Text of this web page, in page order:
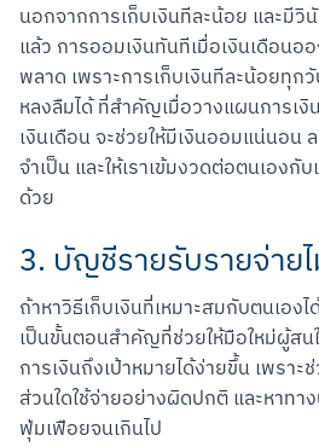
นอกจากการเก็บเงินทีละน้อย และมีวิ
แล้ว การออมเงินทันทีเมื่อเงินเดือนอ
พลาด เพราะการเก็บเงินทีละน้อยทุก
หลงลืมได้ ที่สำคัญเมื่อวางแผนการเงิ
เงินเดือน จะช่วยให้มีเงินออมแน่นอน
จำเป็น และให้เราเข้มงวดต่อตนเองกั
ด้วย
3. บัญชีรายรับรายจ่าย
ถ้าหาวิธีเก็บเงินที่เหมาะสมกับตนเองไ
เป็นขั้นตอนสำคัญที่ช่วยให้มือใหม่ผู้สน
การเงินถึงเป้าหมายได้ง่ายขึ้น เพราะ
ส่วนใดใช้จ่ายอย่างผิดปกติ และหาทา
ฟุ่มเฟือยจนเกินไป